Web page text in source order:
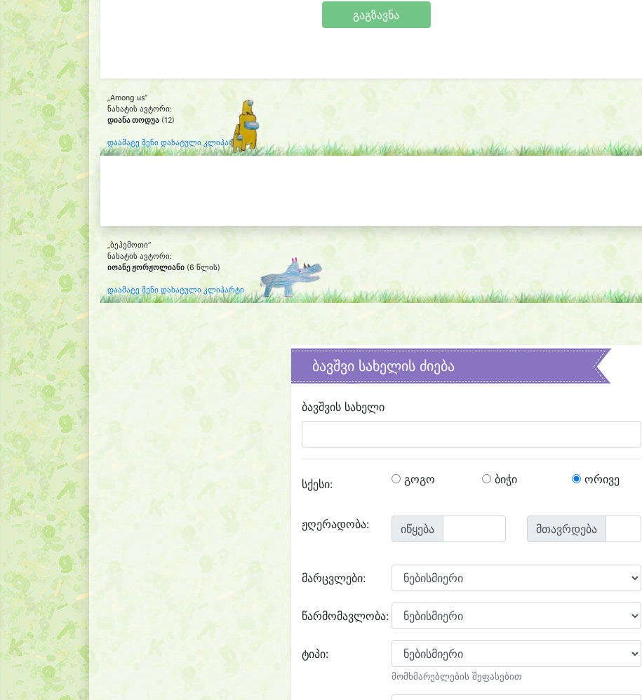
გაგზავნა
„Among us“
ნახატის ავტორი:
დიანა თოდუა (12)
დაამატე შენი დახატული კლიპარტი
„ბეჰემოთი“
ნახატის ავტორი:
იოანე ჟორჟოლიანი (6 წლის)
დაამატე შენი დახატული კლიპარტი
ბავშვი სახელის ძიება
ბავშვის სახელი
სქესი: გოგო ბიჭი ორივე
ჟღერადობა: იწყება მთავრდება
მარცვლები:
წარმომავლობა:
ტიპი:
მომხმარებლების შეფასებით